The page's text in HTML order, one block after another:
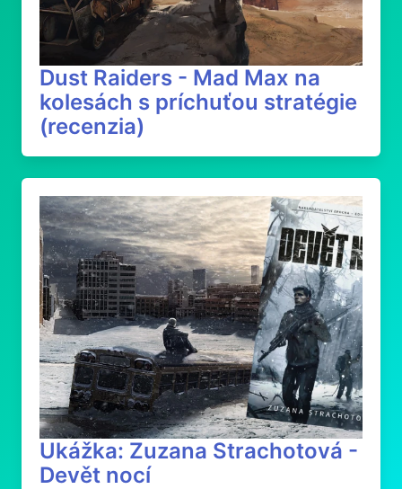
Dust Raiders - Mad Max na
kolesách s príchuťou stratégie
(recenzia)
Ukážka: Zuzana Strachotová -
Devět nocí